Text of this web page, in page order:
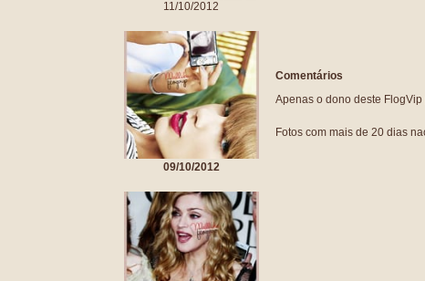
Comentários
Apenas o dono deste
Fotos com mais de 20 dias
11/10/2012
09/10/2012